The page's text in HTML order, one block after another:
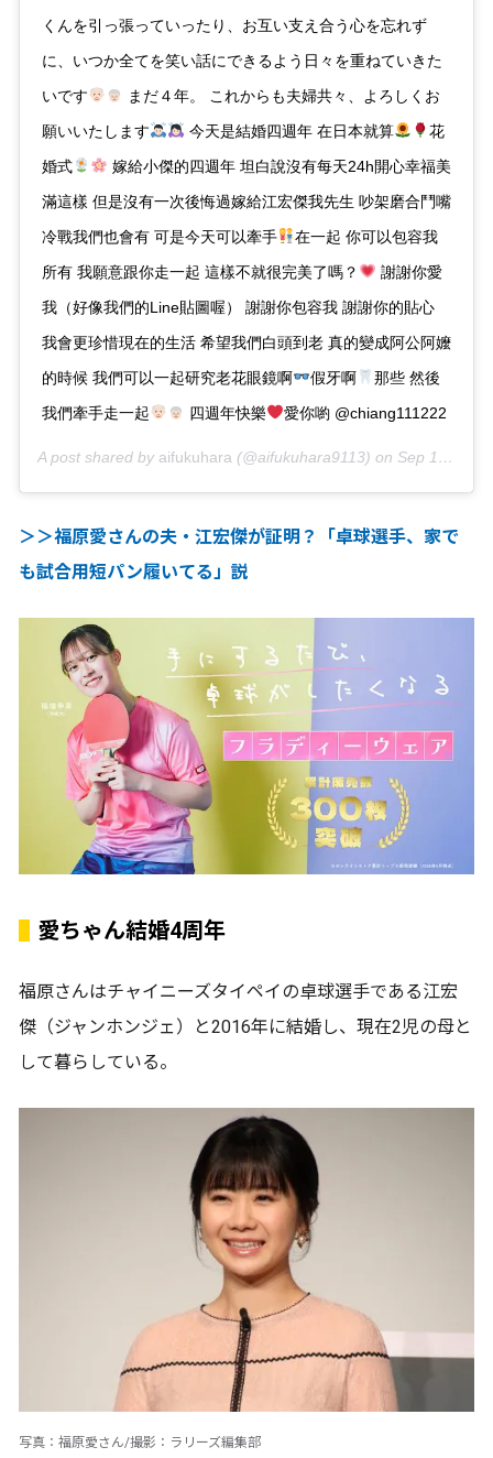
くんを引っ張っていったり、お互い支え合う心を忘れず
に、いつか全てを笑い話にできるよう日々を重ねていきた
いです
まだ４年。 これからも夫婦共々、よろしくお
願いいたします
今天是結婚四週年 在日本就算
花
婚式
嫁給小傑的四週年 坦白說沒有每天24h開心幸福美
滿這樣 但是沒有一次後悔過嫁給江宏傑我先生 吵架磨合鬥嘴
冷戰我們也會有 可是今天可以牽手
在一起 你可以包容我
所有 我願意跟你走一起 這樣不就很完美了嗎？
謝謝你愛
我（好像我們的Line貼圖喔） 謝謝你包容我 謝謝你的貼心
我會更珍惜現在的生活 希望我們白頭到老 真的變成阿公阿嬤
的時候 我們可以一起研究老花眼鏡啊
假牙啊
那些 然後
我們牽手走一起
四週年快樂 愛你喲 @chiang111222
A post shared by aifukuhara (@aifukuhara9113) on Sep 1, 2020 at 8:54am PDT
＞＞福原愛さんの夫・江宏傑が証明？「卓球選手、家で
も試合用短パン履いてる」説
愛ちゃん結婚4周年
福原さんはチャイニーズタイペイの卓球選手である江宏
傑（ジャンホンジェ）と2016年に結婚し、現在2児の母と
して暮らしている。
写真：福原愛さん/撮影：ラリーズ編集部